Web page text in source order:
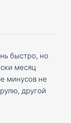
быстро, но
месяц
минусов не
другой